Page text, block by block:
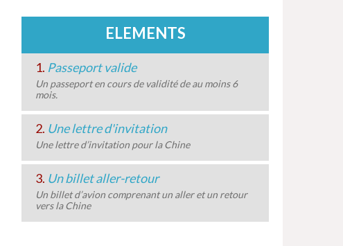
ELEMENTS
1. Passeport valide
Un passeport en cours de validité de au moins 6
mois.
2. Une lettre d'invitation
Une lettre d’invitation pour la Chine
3. Un billet aller-retour
Un billet d’avion comprenant un aller et un retour
vers la Chine